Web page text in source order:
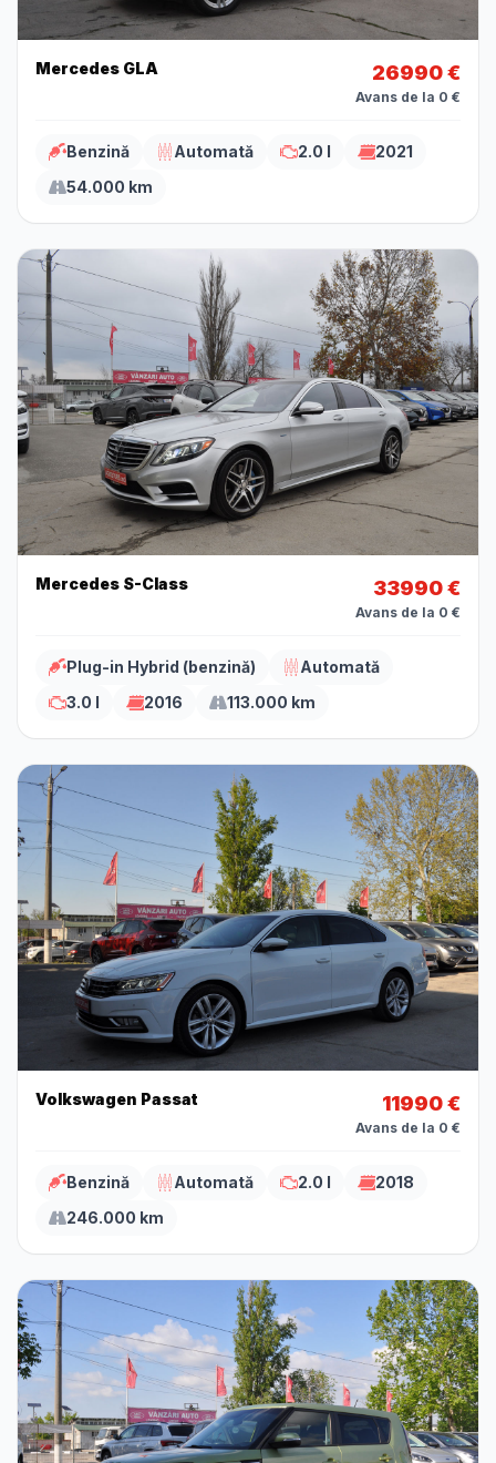
Mercedes GLA 26990 €
Avans de la 0 €
Benzină Automată 2.0 l
2021
54.000 km
Mercedes S-Class 33990 €
Avans de la 0 €
Plug-in Hybrid (benzină)
Automată
3.0 l
2016 113.000 km
Volkswagen Passat 11990 €
Avans de la 0 €
Benzină Automată 2.0 l
2018
246.000 km